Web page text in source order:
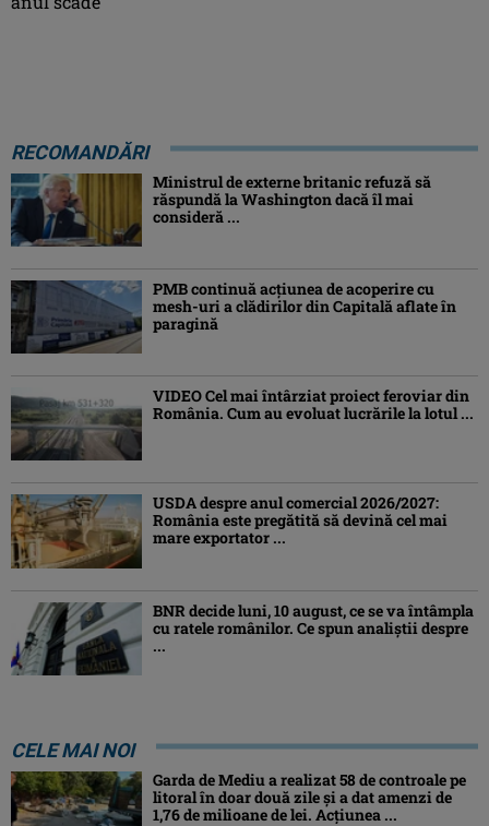
RECOMANDĂRI
Ministrul de externe britanic refuză să
răspundă la Washington dacă îl mai
consideră ...
PMB continuă acțiunea de acoperire cu
mesh-uri a clădirilor din Capitală aflate în
paragină
VIDEO Cel mai întârziat proiect feroviar din
România. Cum au evoluat lucrările la lotul ...
USDA despre anul comercial 2026/2027:
România este pregătită să devină cel mai
mare exportator ...
BNR decide luni, 10 august, ce se va întâmpla
cu ratele românilor. Ce spun analiștii despre
...
CELE MAI NOI
Garda de Mediu a realizat 58 de controale pe
litoral în doar două zile și a dat amenzi de
1,76 de milioane de lei. Acțiunea ...